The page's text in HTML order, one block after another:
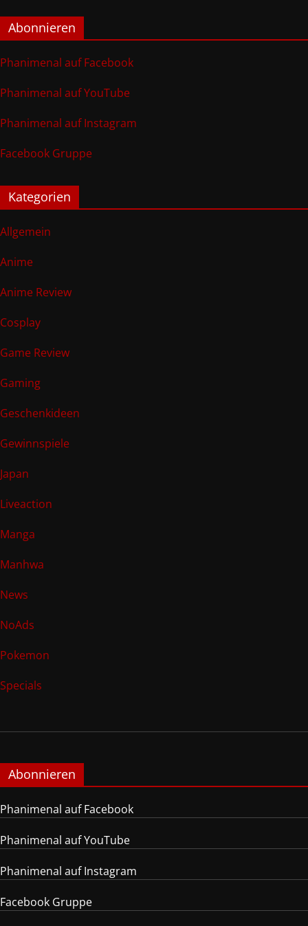
Abonnieren
Phanimenal auf Facebook
Phanimenal auf YouTube
Phanimenal auf Instagram
Facebook Gruppe
Kategorien
Allgemein
Anime
Anime Review
Cosplay
Game Review
Gaming
Geschenkideen
Gewinnspiele
Japan
Liveaction
Manga
Manhwa
News
NoAds
Pokemon
Specials
Abonnieren
Phanimenal auf Facebook
Phanimenal auf YouTube
Phanimenal auf Instagram
Facebook Gruppe